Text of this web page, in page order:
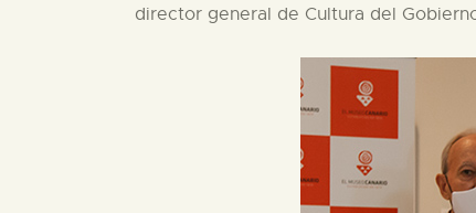
director general de Cultura del